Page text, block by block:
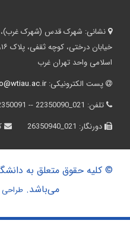
نشانی:شهرک قدس (شهرک غرب)، بلوار
خیابان
اسلامی واحد تهران غرب
پست الکترونیکی:info@wtiau.ac.ir
تلفن:021_22350090 -- 22350091--22350092
دورنگار:021_26350940 کد
© کلیه حقوق متعلق به
می‌باشد.طراحی